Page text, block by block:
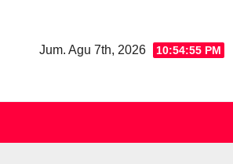
content
Jum. Agu 7th, 2026 10:54:56 PM